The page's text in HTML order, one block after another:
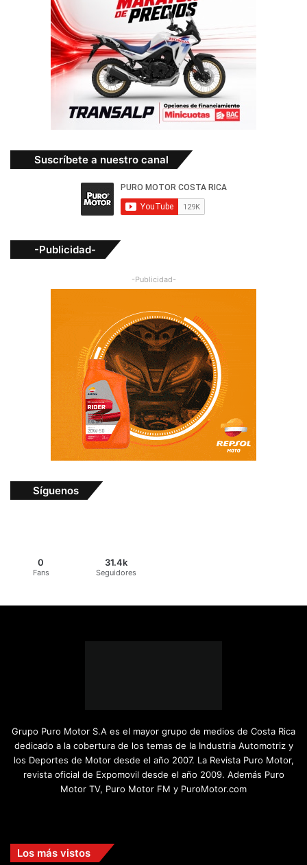
Suscríbete a nuestro canal
-Publicidad-
-Publicidad-
Síguenos
0
Fans
31.4k
Seguidores
Grupo Puro Motor S.A es el mayor grupo de medios de Costa Rica
dedicado a la cobertura de los temas de la Industria Automotriz y
los Deportes de Motor desde el año 2007. La Revista Puro Motor,
revista oficial de Expomovil desde el año 2009. Además Puro
Motor TV, Puro Motor FM y PuroMotor.com
Los más vistos